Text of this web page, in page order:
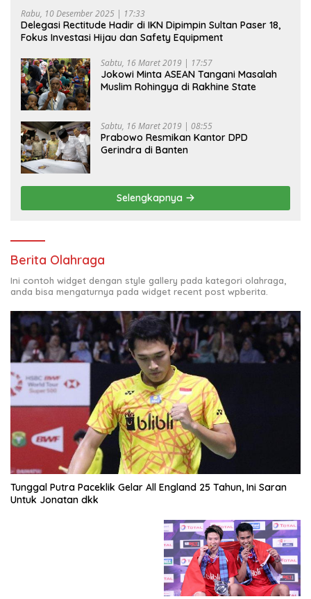
Rabu, 10 Desember 2025 | 17:33
Delegasi Rectitude Hadir di IKN Dipimpin Sultan Paser 18,
Fokus Investasi Hijau dan Safety Equipment
Sabtu, 16 Maret 2019 | 17:57
Jokowi Minta ASEAN Tangani Masalah
Muslim Rohingya di Rakhine State
Sabtu, 16 Maret 2019 | 08:55
Prabowo Resmikan Kantor DPD
Gerindra di Banten
Selengkapnya
Berita Olahraga
Ini contoh widget dengan style gallery pada kategori olahraga,
anda bisa mengaturnya pada widget recent post wpberita.
Tunggal Putra Paceklik Gelar All England 25 Tahun, Ini Saran
Untuk Jonatan dkk